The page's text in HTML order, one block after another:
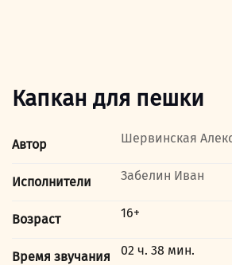
Капкан для пешки
Автор Шервинская
Исполнители Забелин Иван
Возраст 16+
Время звучания 02 ч. 38 мин.